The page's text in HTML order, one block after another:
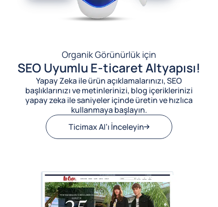
Organik Görünürlük için
SEO Uyumlu E-ticaret Altyapısı!
Yapay Zeka ile ürün açıklamalarınızı, SEO
başlıklarınızı ve metinlerinizi, blog içeriklerinizi
yapay zeka ile saniyeler içinde üretin ve hızlıca
kullanmaya başlayın.
Ticimax AI’ı İnceleyin